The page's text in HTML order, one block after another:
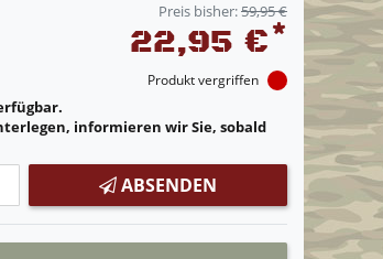
Preis bisher:59,95 €
22,95 €*
Produkt vergriffen
informieren wir Sie, sobald
ABSENDEN